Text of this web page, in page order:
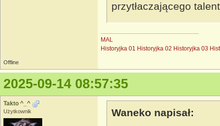
przytłaczającego
MAL
Historyjka 01 Historyjka 02 Historyjka 03
Offline
2025-09-14 08:57:35
Takto ^_^
Użytkownik Waneko napisał: